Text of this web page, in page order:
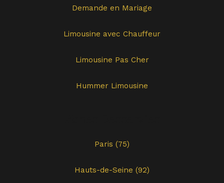
Demande en Mariage
Limousine avec Chauffeur
Limousine Pas Cher
Hummer Limousine
Paris (75)
Hauts-de-Seine (92)